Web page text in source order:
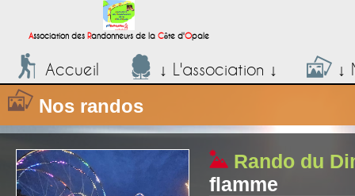
Association des Randonneurs de la Côte d'Opale
Accueil ↓ L'association ↓ ↓
Nos randos
Rando du
flamme